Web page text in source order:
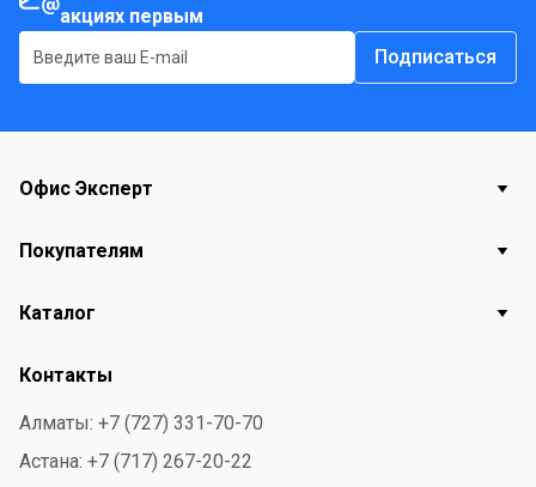
удобной коробке. Максимальная нагрузка на один
крючок — до 5 кг.
Крепёж к стене приобретается отдельно.
акциях первым
Подписаться
Офис Эксперт
Покупателям
Каталог
Контакты
Алматы: +7 (727) 331-70-70
Астана: +7 (717) 267-20-22